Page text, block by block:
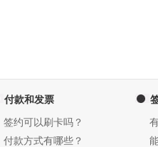
付款和发票
签约可以刷卡吗？
付款方式有哪些？